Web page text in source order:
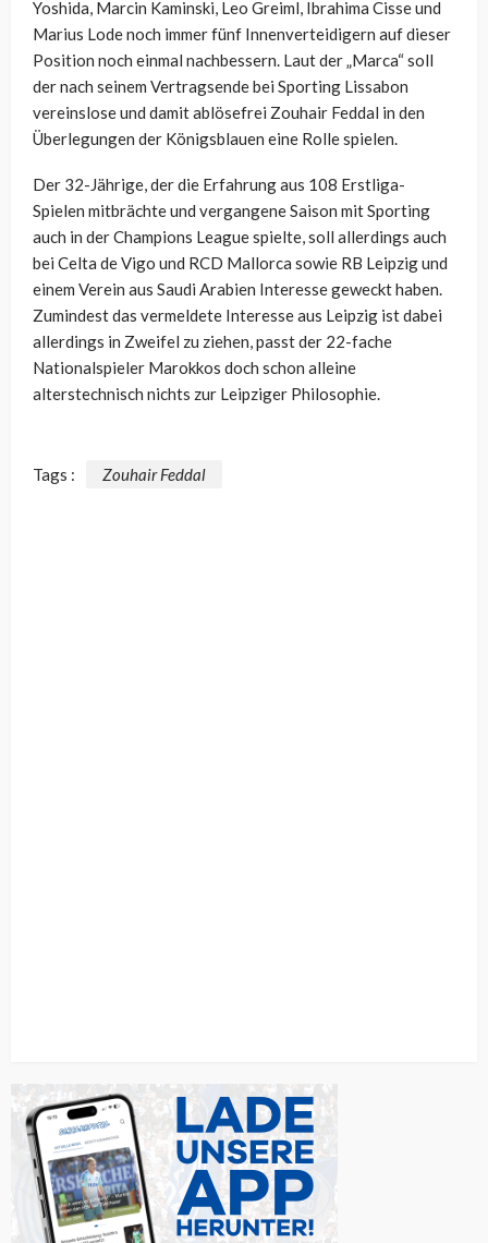
Yoshida, Marcin Kaminski, Leo Greiml, Ibrahima Cisse und
Marius Lode noch immer fünf Innenverteidigern auf dieser
Position noch einmal nachbessern. Laut der „Marca“ soll
der nach seinem Vertragsende bei Sporting Lissabon
vereinslose und damit ablösefrei Zouhair Feddal in den
Überlegungen der Königsblauen eine Rolle spielen.
Der 32-Jährige, der die Erfahrung aus 108 Erstliga-
Spielen mitbrächte und vergangene Saison mit Sporting
auch in der Champions League spielte, soll allerdings auch
bei Celta de Vigo und RCD Mallorca sowie RB Leipzig und
einem Verein aus Saudi Arabien Interesse geweckt haben.
Zumindest das vermeldete Interesse aus Leipzig ist dabei
allerdings in Zweifel zu ziehen, passt der 22-fache
Nationalspieler Marokkos doch schon alleine
alterstechnisch nichts zur Leipziger Philosophie.
Tags : Zouhair Feddal